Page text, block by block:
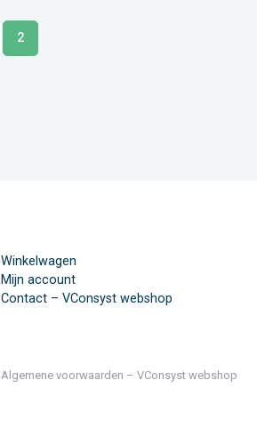
2
Winkelwagen
Mijn account
Contact – VConsyst webshop
Algemene voorwaarden – VConsyst webshop